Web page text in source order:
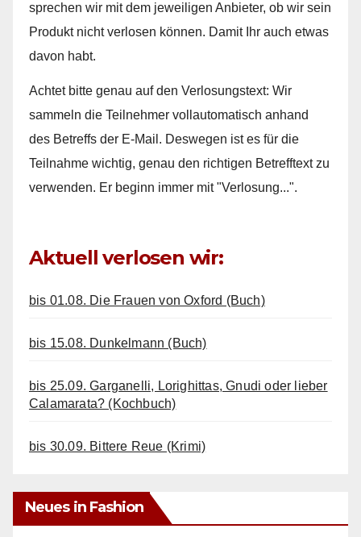
sprechen wir mit dem jeweiligen Anbieter, ob wir sein
Produkt nicht verlosen können. Damit Ihr auch etwas
davon habt.
Achtet bitte genau auf den Verlosungstext: Wir
sammeln die Teilnehmer vollautomatisch anhand
des Betreffs der E-Mail. Deswegen ist es für die
Teilnahme wichtig, genau den richtigen Betrefftext zu
verwenden. Er beginn immer mit "Verlosung...".
Aktuell verlosen wir:
bis 01.08. Die Frauen von Oxford (Buch)
bis 15.08. Dunkelmann (Buch)
bis 25.09. Garganelli, Lorighittas, Gnudi oder lieber
Calamarata? (Kochbuch)
bis 30.09. Bittere Reue (Krimi)
Neues in Fashion